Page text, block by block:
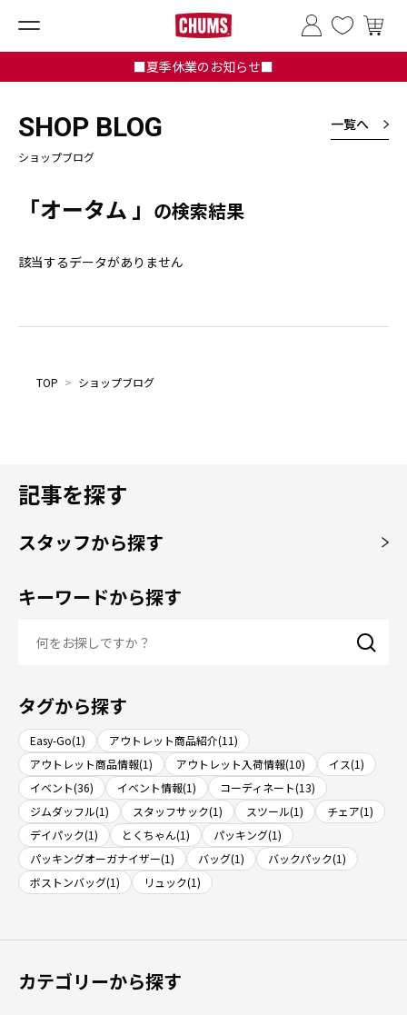
■夏季休業のお知らせ■
SHOP BLOG
ショップブログ
一覧へ
「オータム 」 の検索結果
該当するデータがありません
TOP > ショップブログ
記事を探す
スタッフから探す
キーワードから探す
タグから探す
Easy-Go(1)
アウトレット商品紹介(11)
アウトレット商品情報(1)
アウトレット入荷情報(10)
イス(1)
イベント(36)
イベント情報(1)
コーディネート(13)
ジムダッフル(1)
スタッフサック(1) スツール(1)
チェア(1)
デイパック(1)
とくちゃん(1)
パッキング(1)
パッキングオーガナイザー(1)
バッグ(1)
バックパック(1)
ボストンバッグ(1)
リュック(1)
カテゴリーから探す